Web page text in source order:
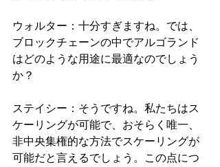
ウォルター：十分すぎますね。では、
ブロックチェーンの中でアルゴランド
はどのような用途に最適なのでしょう
か？
ステイシー：そうですね。私たちはス
ケーリングが可能で、おそらく唯一、
非中央集権的な方法でスケーリングが
可能だと言えるでしょう。この点につ